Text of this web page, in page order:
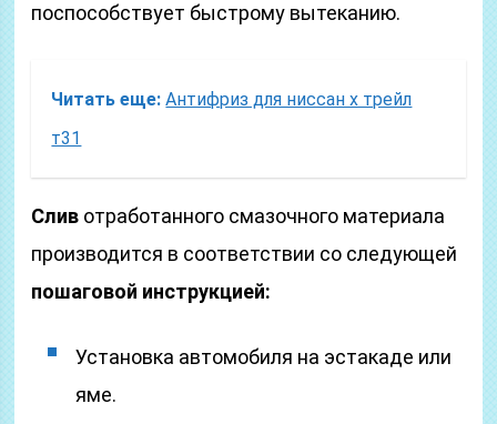
поспособствует быстрому вытеканию.
Читать еще: Антифриз для ниссан х трейл
т31
Слив отработанного смазочного материала
производится в соответствии со следующей
пошаговой инструкцией:
Установка автомобиля на эстакаде или
яме.